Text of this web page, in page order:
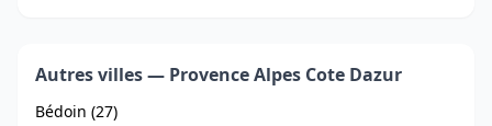
Autres villes — Provence Alpes Cote Dazur
Bédoin (27)